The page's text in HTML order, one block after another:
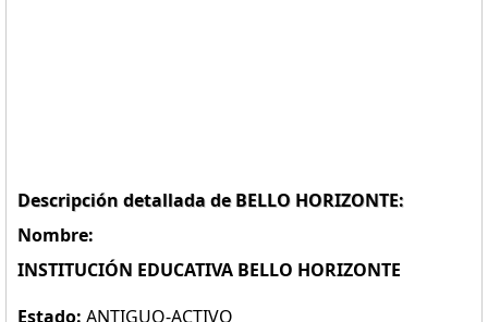
Descripción detallada de BELLO HORIZONTE:
Nombre:
INSTITUCIÓN EDUCATIVA BELLO HORIZONTE
Estado: ANTIGUO-ACTIVO